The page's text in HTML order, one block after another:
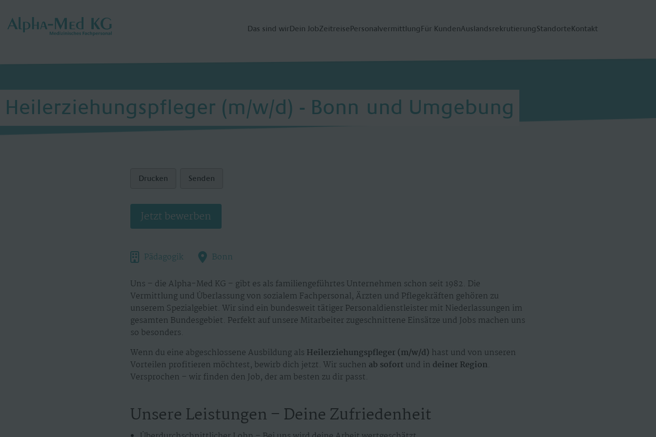
Das sind wirDein JobZeitreisePersonalvermittlung Für KundenAuslandsrekrutierungStandorteKontakt
Heilerziehungspfleger (m/w/d) - Bonn und Umgebung
Drucken Senden
Jetzt bewerben
Pädagogik Bonn
Uns – die Alpha-Med KG – gibt es als familiengeführtes Unternehmen schon seit 1982. Die
Vermittlung und Überlassung von sozialem Fachpersonal, Ärzten und Pflegekräften gehören zu
unserem Spezialgebiet. Wir sind ein bundesweit tätiger Personaldienstleister mit Niederlassungen im
gesamten Bundesgebiet. Perfekt auf unsere Mitarbeiter zugeschnittene Einsätze und Jobs machen uns
so besonders.
Wenn du eine abgeschlossene Ausbildung als Heilerziehungspfleger (m/w/d) hast und von unseren
Vorteilen profitieren möchtest, bewirb dich jetzt. Wir suchen ab sofort und in deiner Region.
Versprochen – wir finden den Job, der am besten zu dir passt.
Unsere Leistungen – Deine Zufriedenheit